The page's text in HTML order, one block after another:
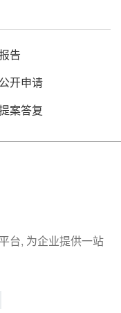
告
开申请
案答复
台, 为企业提供一站